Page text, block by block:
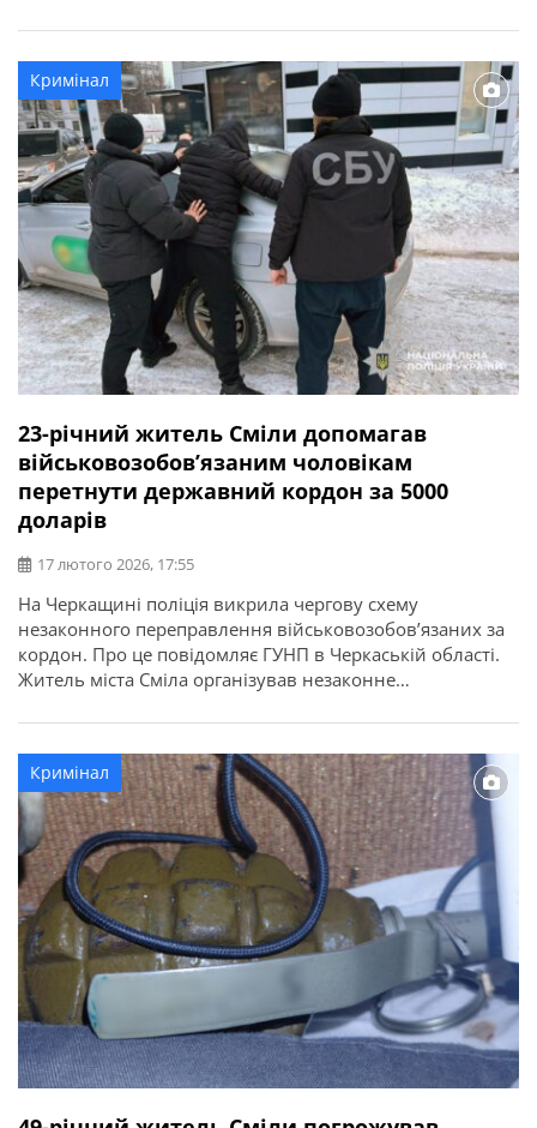
голова Сергій Ананко. “Останнім часом моїм знайомим
телефонують і пишуть невідомі, представляючись
Сергієм Ананком, та просять позичити гроші.
Повідомляю офіційно — жодних фінансових прохань я
нікому […]
Кримінал
23-річний житель Сміли допомагав
військовозобов’язаним чоловікам
перетнути державний кордон за 5000
доларів
17 лютого 2026, 17:55
На Черкащині поліція викрила чергову схему
незаконного переправлення військовозобов’язаних за
кордон. Про це повідомляє ГУНП в Черкаській області.
Житель міста Сміла організував незаконне
України в обхід офіційних пунктів пропуску. Вартість
такої «послуги» становила 5000 доларів з особи. Слідчі
поліції спільно зі співробітниками СБУ та за
процесуального керівництва Черкаської обласної […]
Кримінал